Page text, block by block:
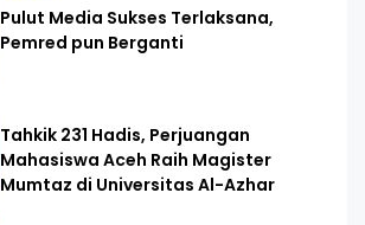
Pulut Media Sukses Terlaksana,
Pemred pun Berganti
Tahkik 231 Hadis, Perjuangan
Mahasiswa Aceh Raih Magister
Mumtaz di Universitas Al-Azhar